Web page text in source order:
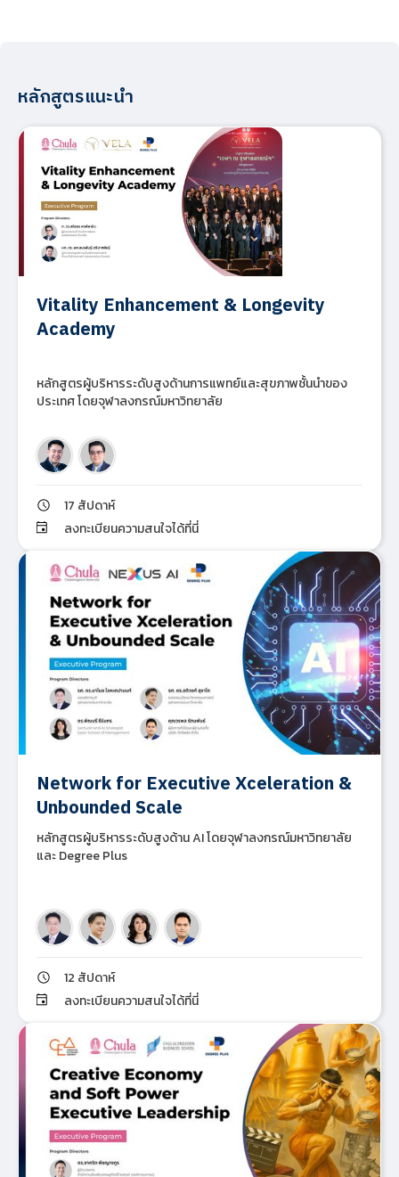
หลักสูตรแนะนำ
Vitality Enhancement & Longevity
Academy
หลักสูตรผู้บริหารระดับสูงด้านการแพทย์และสุขภาพชั้นนำของ
ประเทศ โดยจุฬาลงกรณ์มหาวิทยาลัย
17 สัปดาห์
ลงทะเบียนความสนใจได้ที่นี่
Network for Executive Xceleration &
Unbounded Scale
หลักสูตรผู้บริหารระดับสูงด้าน AI โดยจุฬาลงกรณ์มหาวิทยาลัย
และ Degree Plus
12 สัปดาห์
ลงทะเบียนความสนใจได้ที่นี่